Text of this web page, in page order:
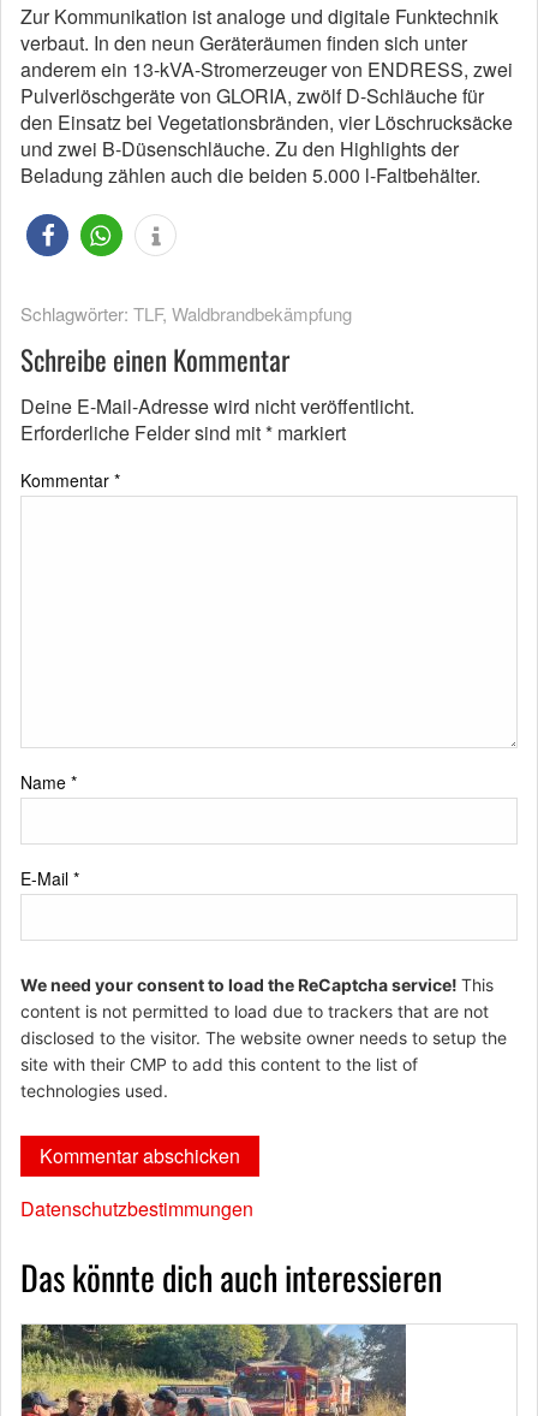
Zur Kommunikation ist analoge und digitale Funktechnik
verbaut. In den neun Geräteräumen finden sich unter
anderem ein 13-kVA-Stromerzeuger von ENDRESS, zwei
Pulverlöschgeräte von GLORIA, zwölf D-Schläuche für
den Einsatz bei Vegetationsbränden, vier Löschrucksäcke
und zwei B-Düsenschläuche. Zu den Highlights der
Beladung zählen auch die beiden 5.000 l-Faltbehälter.
Schlagwörter: TLF, Waldbrandbekämpfung
Schreibe einen Kommentar
Deine E-Mail-Adresse wird nicht veröffentlicht.
Erforderliche Felder sind mit* markiert
Kommentar *
Name *
E-Mail *
We need your consent to load the ReCaptcha service! This
content is not permitted to load due to trackers that are not
disclosed to the visitor. The website owner needs to setup the
site with their CMP to add this content to the list of
technologies used.
Datenschutzbestimmungen
Das könnte dich auch interessieren